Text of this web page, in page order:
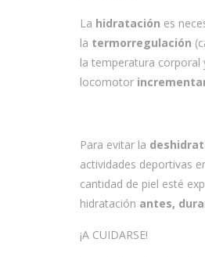
La hidratación es
la termorregulación
la temperatura corporal
locomotor
Para evitar la
actividades deportivas
cantidad de piel esté
hidratación antes,
¡A CUIDARSE!